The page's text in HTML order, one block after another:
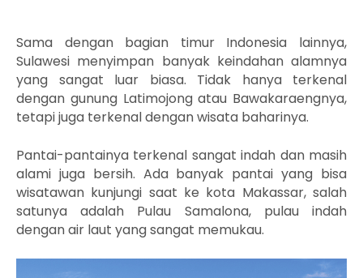
Sama dengan bagian timur Indonesia lainnya,
Sulawesi menyimpan banyak keindahan alamnya
yang sangat luar biasa. Tidak hanya terkenal
dengan gunung Latimojong atau Bawakaraengnya,
tetapi juga terkenal dengan wisata baharinya.
Pantai-pantainya terkenal sangat indah dan masih
alami juga bersih. Ada banyak pantai yang bisa
wisatawan kunjungi saat ke kota Makassar, salah
satunya adalah Pulau Samalona, pulau indah
dengan air laut yang sangat memukau.